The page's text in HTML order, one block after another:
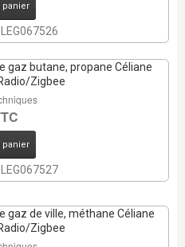
panier
gaz butane, propane Céliane
Zigbee
panier
gaz de ville, méthane Céliane
Zigbee